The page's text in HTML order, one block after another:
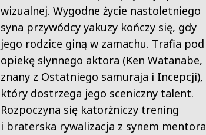
wizualnej. Wygodne życie nastoletniego
syna przywódcy yakuzy kończy się, gdy
jego rodzice giną w zamachu. Trafia pod
opiekę słynnego aktora (Ken Watanabe,
znany z Ostatniego samuraja i Incepcji),
który dostrzega jego sceniczny talent.
Rozpoczyna się katorżniczy trening
i braterska rywalizacja z synem mentora